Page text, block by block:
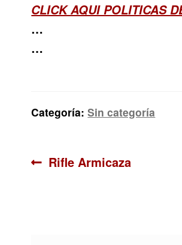
CLICK AQUI POLITICAS
…
…
Categoría:Sin categoría
Navegación
Anterior:
Rifle Armicaza